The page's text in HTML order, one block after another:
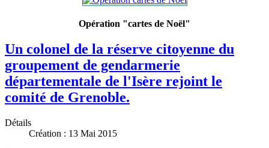
Opération "cartes de Noël"
Un colonel de la réserve citoyenne du
groupement de gendarmerie
départementale de l'Isère rejoint le
comité de Grenoble.
Détails
Création : 13 Mai 2015